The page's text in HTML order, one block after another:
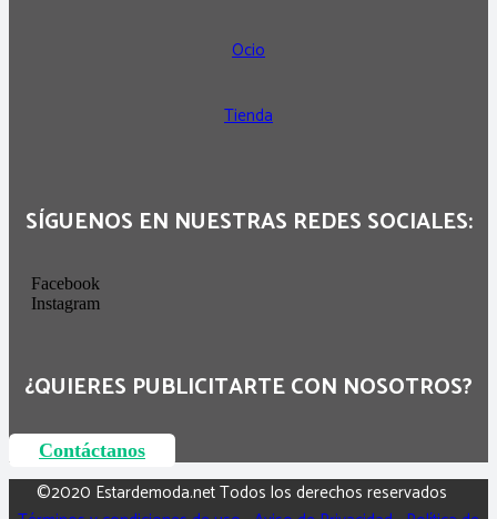
Ocio
Tienda
SÍGUENOS EN NUESTRAS REDES SOCIALES:
Facebook
Instagram
¿QUIERES PUBLICITARTE CON NOSOTROS?
Contáctanos
©2020 Estardemoda.net Todos los derechos reservados